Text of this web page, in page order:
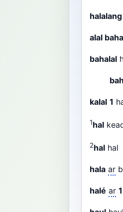
halalang
alal
bahalal
kalal 1
1hal
2hal hal
hala ar
halé ar 1